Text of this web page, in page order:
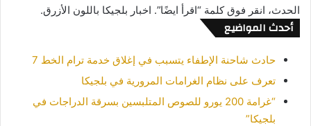
الحدث، انقر فوق كلمة “اقرأ ايضًا”. اخبار بلجيكا باللون الأزرق.
أحدث المواضيع
حادث شاحنة الإطفاء يتسبب في إغلاق خدمة ترام الخط 7
تعرف على نظام الغرامات المرورية في بلجيكا
“غرامة 200 يورو للصوص المتلبسين بسرقة الدراجات في
بلجيكا”